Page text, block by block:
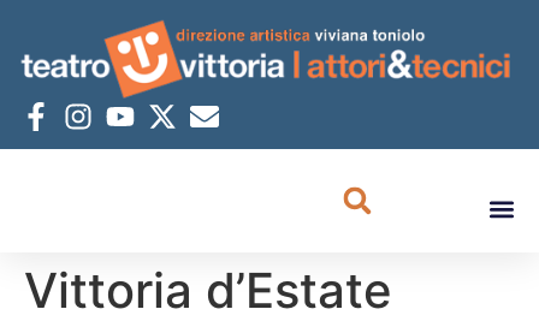
Vittoria d’Estate